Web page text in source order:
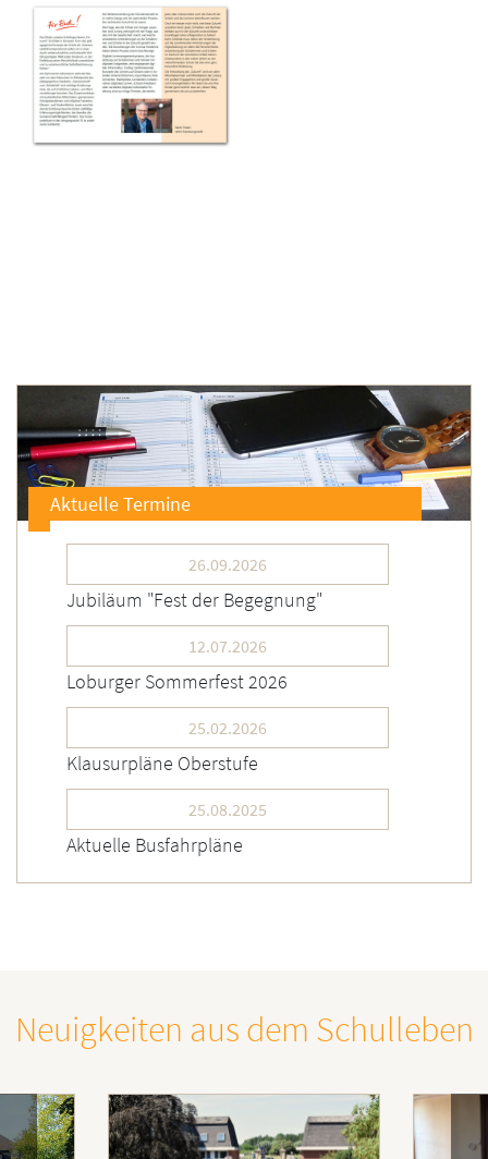
Aktuelle Termine
26.09.2026
Jubiläum "Fest der Begegnung"
12.07.2026
Loburger Sommerfest 2026
25.02.2026
Klausurpläne Oberstufe
25.08.2025
Aktuelle Busfahrpläne
Neuigkeiten aus dem Schulleben